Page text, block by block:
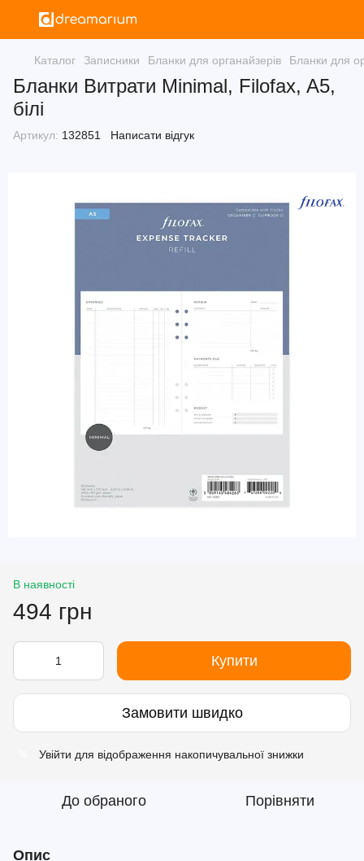
Каталог Записники Бланки для органайзерів Бланки для
Бланки Витрати Minimal, Filofax, A5,
білі
Артикул: 132851 Написати відгук
В наявності
494 грн
Купити
Замовити швидко
Увійти для відображення накопичувальної знижки
До обраного Порівняти
Опис